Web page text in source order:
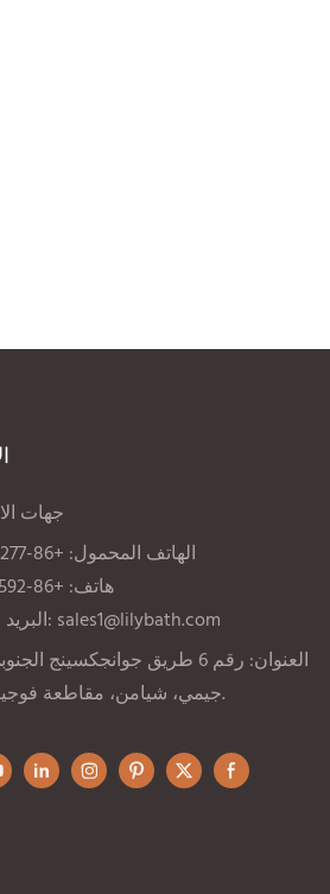
جهات
الهاتف المحمول: +86-18060958277
هاتف: +86-592-5622856
البريد الإلكتروني: sales1@lilybath.com
العنوان: رقم 6 طريق جوانجكسينج
جيمي، شيامن، مقاطعة فوجيان، الصين.